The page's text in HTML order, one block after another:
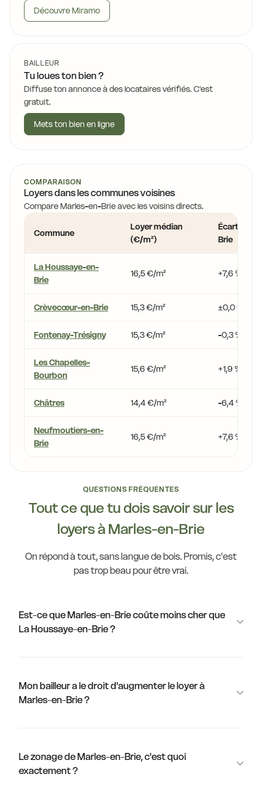
Découvre Miramo
BAILLEUR
Tu loues ton bien ?
Diffuse ton annonce à des locataires vérifiés. C'est
gratuit.
Mets ton bien en ligne
COMPARAISON
Loyers dans les communes voisines
Compare Marles-en-Brie avec les voisins directs.
Commune
Loyer médian
(€/m²)
Écart vs
Brie
La Houssaye-en-
Brie
16,5 €/m² +7,6 %
Crèvecœur-en-Brie 15,3 €/m² ±0,0 %
Fontenay-Trésigny 15,3 €/m² -0,3 %
Les Chapelles-
Bourbon
15,6 €/m² +1,9 %
Châtres 14,4 €/m² -6,4 %
Neufmoutiers-en-
Brie
16,5 €/m² +7,6 %
QUESTIONS FRÉQUENTES
Tout ce que tu dois savoir sur les
loyers à Marles-en-Brie
On répond à tout, sans langue de bois. Promis, c'est
pas trop beau pour être vrai.
Est-ce que Marles-en-Brie coûte moins cher que
La Houssaye-en-Brie ?
Mon bailleur a le droit d'augmenter le loyer à
Marles-en-Brie ?
Le zonage de Marles-en-Brie, c'est quoi
exactement ?